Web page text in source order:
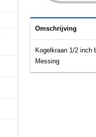
Omschrijving
Kogelkraan 1/2 inch
Messing